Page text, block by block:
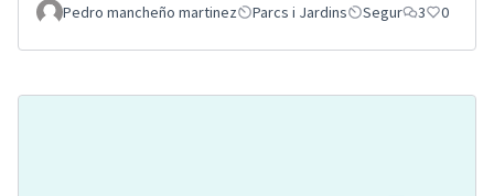
Pedro mancheño martinez Parcs i Jardins Segur 3 0